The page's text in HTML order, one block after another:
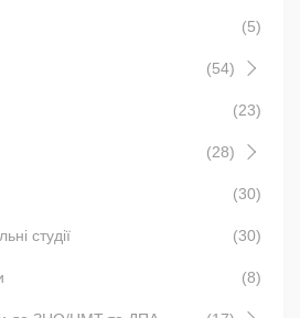
(5)
(54)
(23)
(28)
(30)
студії (30)
(8)